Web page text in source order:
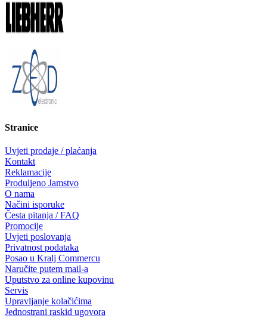
Stranice
Uvjeti prodaje / plaćanja
Kontakt
Reklamacije
Produljeno Jamstvo
O nama
Načini isporuke
Česta pitanja / FAQ
Promocije
Uvjeti poslovanja
Privatnost podataka
Posao u Kralj Commercu
Naručite putem mail-a
Uputstvo za online kupovinu
Servis
Upravljanje kolačićima
Jednostrani raskid ugovora